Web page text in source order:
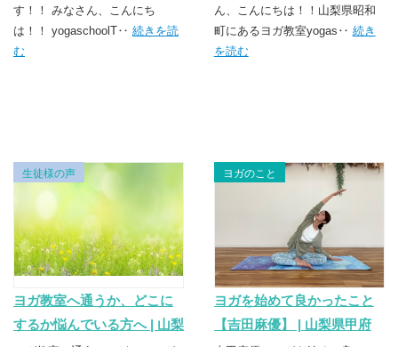
TSUNAGU（つなぐ）
す！！ みなさん、こんにち
は！！ yogaschoolT‥ 続きを読
む
ん、こんにちは！！山梨県昭和
町にあるヨガ教室yogas‥ 続き
を読む
生徒様の声
ヨガ教室へ通うか、どこに
するか悩んでいる方へ | 山梨
ヨガのこと
ヨガを始めて良かったこと
【吉田麻優】 | 山梨県甲府